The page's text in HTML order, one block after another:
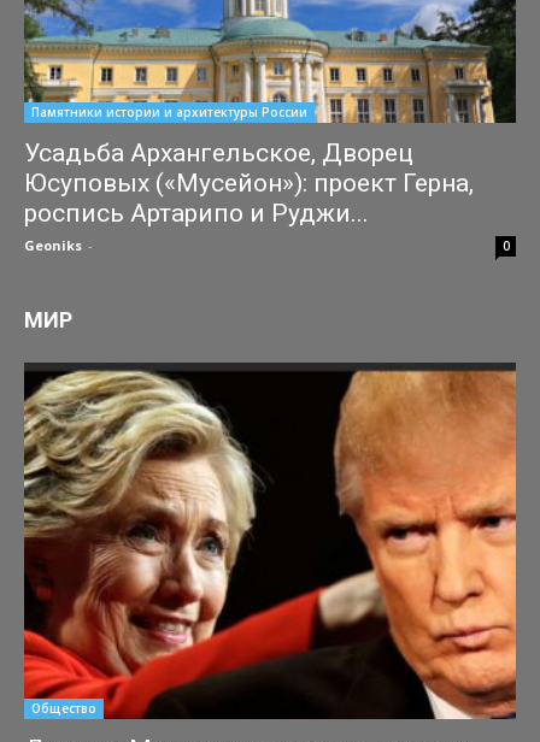
Памятники истории и архитектуры России
Усадьба Архангельское, Дворец
Юсуповых («Мусейон»): проект Герна,
роспись Артарипо и Руджи...
Geoniks - 0
МИР
Общество